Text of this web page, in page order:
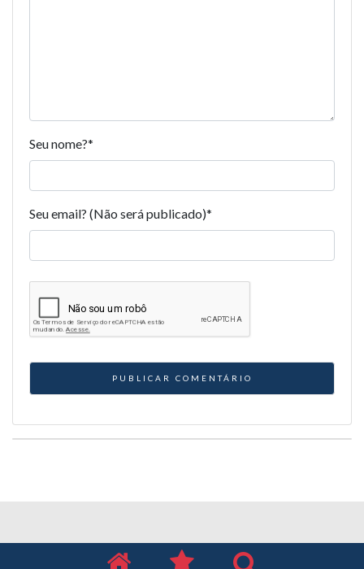
Seu nome?*
Seu email? (Não será publicado)*